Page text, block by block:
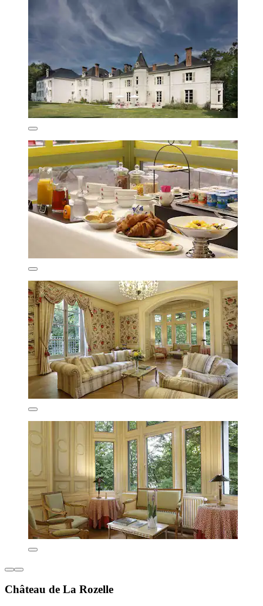
Château de La Rozelle